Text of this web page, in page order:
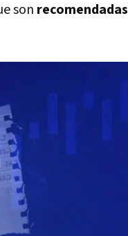
son recomendadas